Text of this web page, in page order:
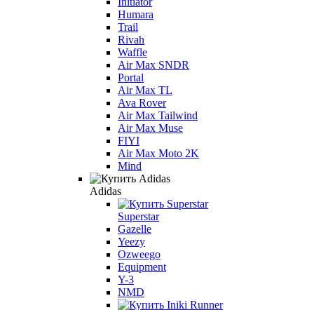
Humara
Trail
Rivah
Waffle
Air Max SNDR
Portal
Air Max TL
Ava Rover
Air Max Tailwind
Air Max Muse
FIYI
Air Max Moto 2K
Mind
Adidas
Superstar
Gazelle
Yeezy
Ozweego
Equipment
Y-3
NMD